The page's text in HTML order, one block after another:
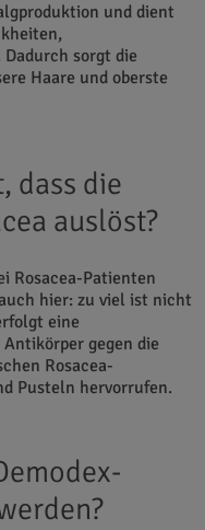
und dient
sorgt die
Haare und oberste
dass die
auslöst?
Rosacea-Patienten
hier: zu viel ist nicht
eine
gegen die
Rosacea-
Pusteln hervorrufen.